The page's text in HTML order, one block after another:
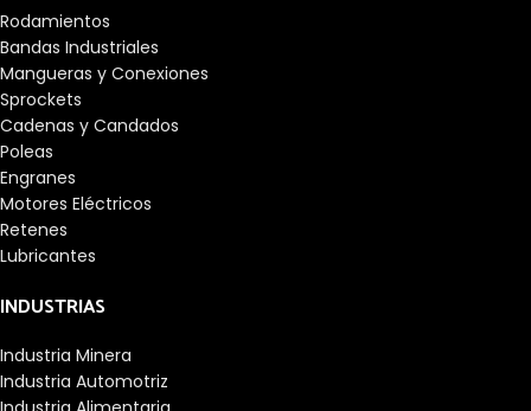
Rodamientos
Bandas Industriales
Mangueras y Conexiones
Sprockets
Cadenas y Candados
Poleas
Engranes
Motores Eléctricos
Retenes
Lubricantes
INDUSTRIAS
Industria Minera
Industria Automotriz